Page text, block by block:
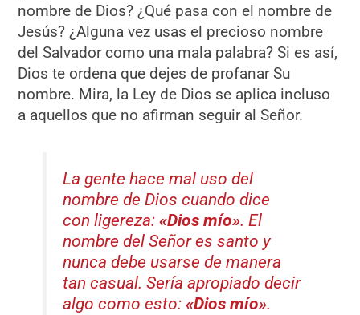
nombre de Dios? ¿Qué pasa con el nombre de
Jesús? ¿Alguna vez usas el precioso nombre
del Salvador como una mala palabra? Si es así,
Dios te ordena que dejes de profanar Su
nombre. Mira, la Ley de Dios se aplica incluso
a aquellos que no afirman seguir al Señor.
La gente hace mal uso del
nombre de Dios cuando dice
con ligereza:«Dios mío». El
nombre del Señor es santo y
nunca debe usarse de manera
tan casual. Sería apropiado decir
algo como esto:«Dios mío».